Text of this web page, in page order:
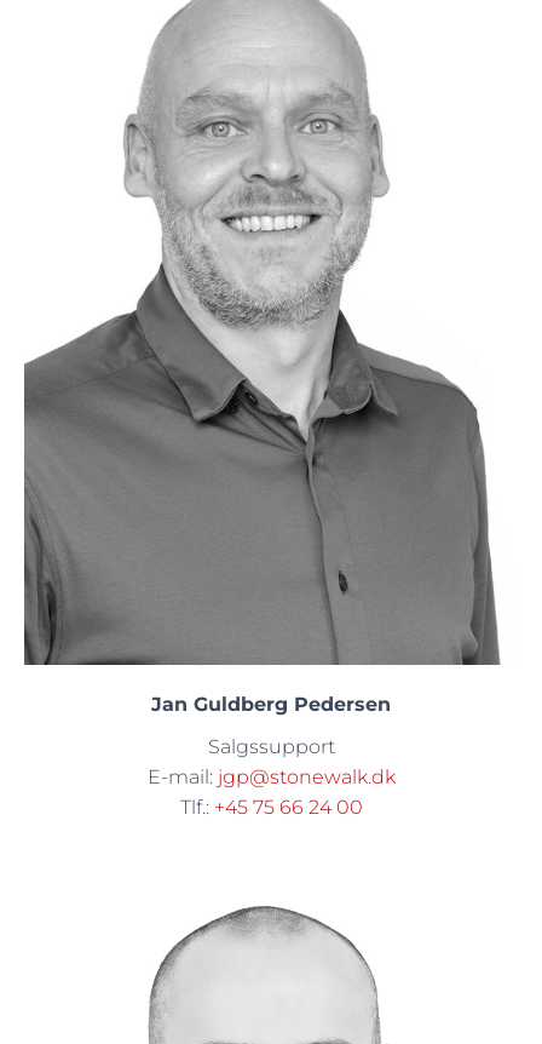
Jan Guldberg Pedersen
Salgssupport
E-mail: jgp@stonewalk.dk
Tlf.: +45 75 66 24 00